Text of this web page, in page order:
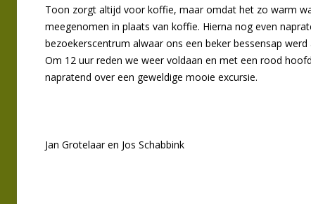
Toon zorgt altijd voor koffie, maar omdat het zo warm
meegenomen in plaats van koffie. Hierna nog even
bezoekerscentrum alwaar ons een beker bessensap werd
Om 12 uur reden we weer voldaan en met een rood
napratend over een geweldige mooie excursie.
Jan Grotelaar en Jos Schabbink